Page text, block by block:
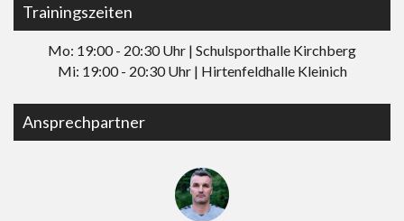
Trainingszeiten
Mo: 19:00 - 20:30 Uhr | Schulsporthalle Kirchberg
Mi: 19:00 - 20:30 Uhr | Hirtenfeldhalle Kleinich
Ansprechpartner